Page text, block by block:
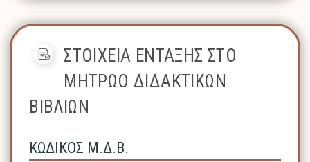
ΣΤΟΙΧΕΙΑ ΕΝΤΑΞΗΣ ΣΤΟ
ΜΗΤΡΩΟ ΔΙΔΑΚΤΙΚΩΝ
ΒΙΒΛΙΩΝ
ΚΩΔΙΚΟΣ Μ.Δ.Β.